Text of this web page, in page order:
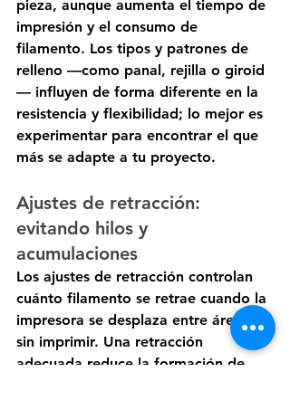
pieza, aunque aumenta el tiempo de
impresión y el consumo de
filamento. Los tipos y patrones de
relleno —como panal, rejilla o giroid
— influyen de forma diferente en la
resistencia y flexibilidad; lo mejor es
experimentar para encontrar el que
más se adapte a tu proyecto.
Ajustes de retracción:
evitando hilos y
acumulaciones
Los ajustes de retracción controlan
cuánto filamento se retrae cuando la
impresora se desplaza entre áreas
sin imprimir. Una retracción
adecuada reduce la formación de